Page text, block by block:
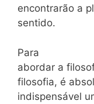
encontrarão a
sentido.
Para
abordar a
filosofia, é
indispensável